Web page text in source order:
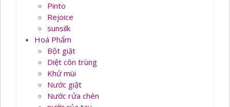
Pinto
Rejoice
sunsilk
Hoá Phẩm
Bột giặt
Diệt côn trùng
Khử mùi
Nước giặt
Nước rửa chén